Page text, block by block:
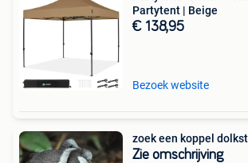
Partytent | Beige
€ 138,95
Bezoek website
zoek een koppel
Zie omschrijving